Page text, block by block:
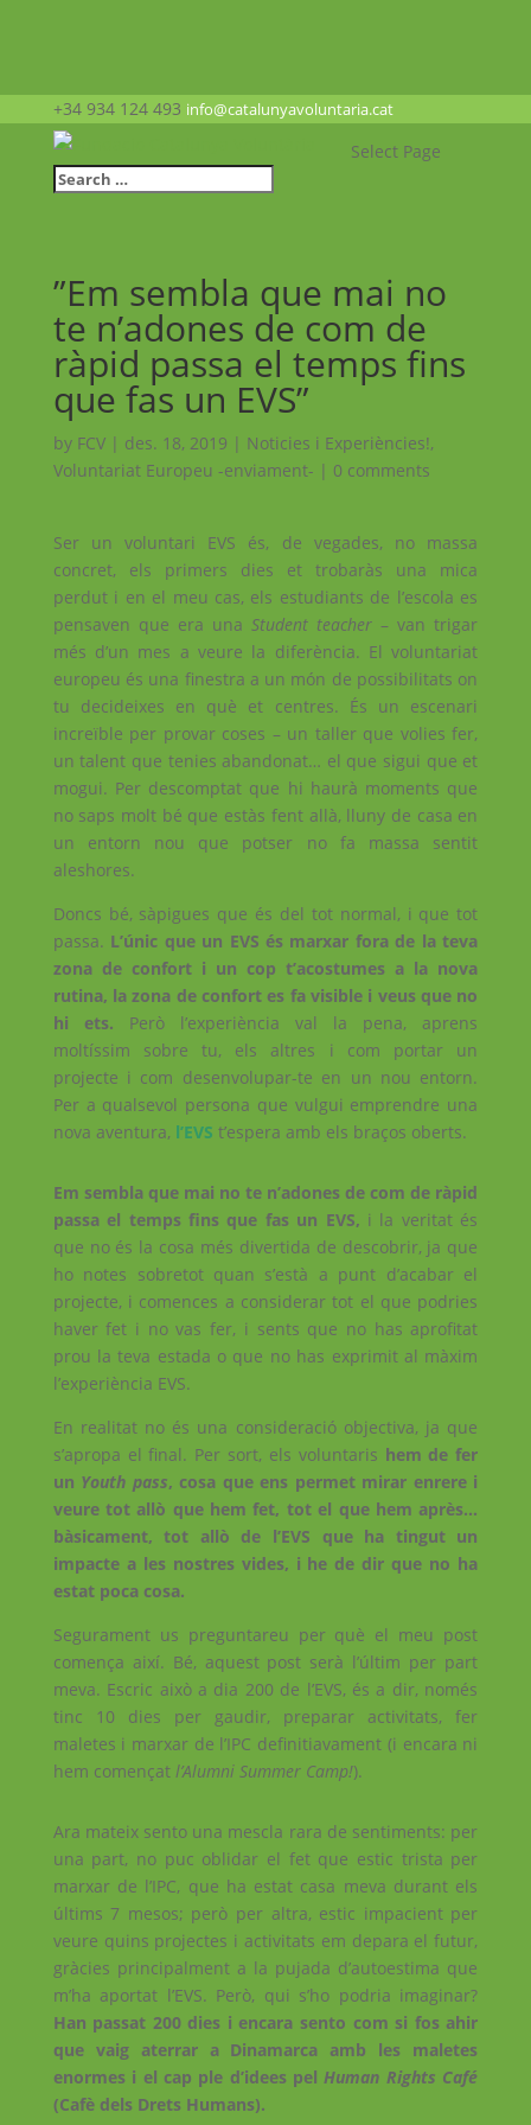
+34 934 124 493 info@catalunyavoluntaria.cat
Select Page
”Em sembla que mai no
te n’adones de com de
ràpid passa el temps fins
que fas un EVS”
by FCV| des. 18, 2019 | Noticies i Experiències!,
Voluntariat Europeu -enviament- | 0 comments
Ser un voluntari EVS és, de vegades, no massa
concret, els primers dies et trobaràs una mica
perdut i en el meu cas, els estudiants de l’escola es
pensaven que era una Student teacher – van trigar
més d’un mes a veure la diferència. El voluntariat
europeu és una finestra a un món de possibilitats on
tu decideixes en què et centres. És un escenari
increïble per provar coses – un taller que volies fer,
un talent que tenies abandonat… el que sigui que et
mogui. Per descomptat que hi haurà moments que
no saps molt bé que estàs fent allà, lluny de casa en
un entorn nou que potser no fa massa sentit
aleshores.
Doncs bé, sàpigues que és del tot normal, i que tot
passa. L’únic que un EVS és marxar fora de la teva
zona de confort i un cop t’acostumes a la nova
rutina, la zona de confort es fa visible i veus que no
hi ets. Però l’experiència val la pena, aprens
moltíssim sobre tu, els altres i com portar un
projecte i com desenvolupar-te en un nou entorn.
Per a qualsevol persona que vulgui emprendre una
nova aventura, l’EVS t’espera amb els braços oberts.
Em sembla que mai no te n’adones de com de ràpid
passa el temps fins que fas un EVS, i la veritat és
que no és la cosa més divertida de descobrir, ja que
ho notes sobretot quan s’està a punt d’acabar el
projecte, i comences a considerar tot el que podries
haver fet i no vas fer, i sents que no has aprofitat
prou la teva estada o que no has exprimit al màxim
l’experiència EVS.
En realitat no és una consideració objectiva, ja que
s’apropa el final. Per sort, els voluntaris hem de fer
un Youth pass, cosa que ens permet mirar enrere i
veure tot allò que hem fet, tot el que hem après…
bàsicament, tot allò de l’EVS que ha tingut un
impacte a les nostres vides, i he de dir que no ha
estat poca cosa.
Segurament us preguntareu per què el meu post
comença així. Bé, aquest post serà l’últim per part
meva. Escric això a dia 200 de l’EVS, és a dir, només
tinc 10 dies per gaudir, preparar activitats, fer
maletes i marxar de l’IPC definitiavament (i encara ni
hem començat l’Alumni Summer Camp!).
Ara mateix sento una mescla rara de sentiments: per
una part, no puc oblidar el fet que estic trista per
marxar de l’IPC, que ha estat casa meva durant els
últims 7 mesos; però per altra, estic impacient per
veure quins projectes i activitats em depara el futur,
gràcies principalment a la pujada d’autoestima que
m’ha aportat l’EVS. Però, qui s’ho podria imaginar?
Han passat 200 dies i encara sento com si fos ahir
que vaig aterrar a Dinamarca amb les maletes
enormes i el cap ple d’idees pelHuman Rights Café
(Cafè dels Drets Humans).